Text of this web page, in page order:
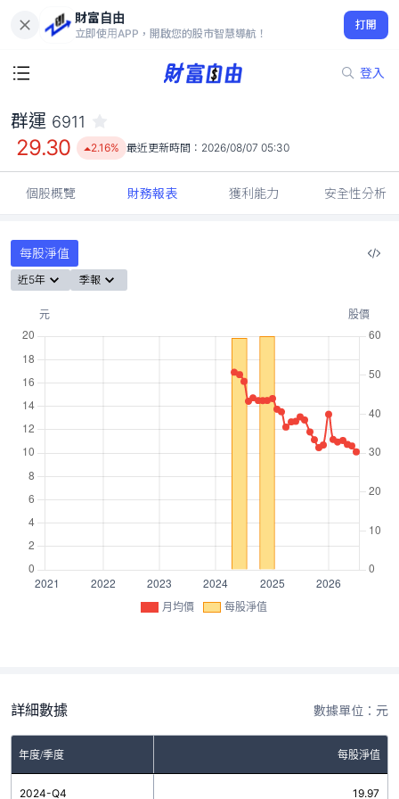
財富自由
立即使用APP，開啟您的股市智慧導航！
打開
登入
29.30
2.16%
群運 6911
29.30 2.16% 最近更新時間： 2026/08/07 05:30
個股概覽 財務報表 獲利能力 安全性分析
每股淨值
近5年 季報
月均價 每股淨值
詳細數據 數據單位：元
年度/季度 每股淨值
2024-Q4 19.97